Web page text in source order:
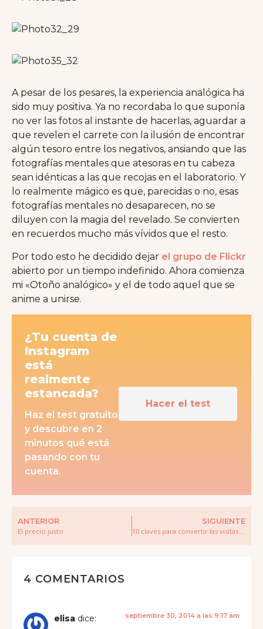
A pesar de los pesares, la experiencia analógica ha
sido muy positiva. Ya no recordaba lo que suponía
no ver las fotos al instante de hacerlas, aguardar a
que revelen el carrete con la ilusión de encontrar
algún tesoro entre los negativos, ansiando que las
fotografías mentales que atesoras en tu cabeza
sean idénticas a las que recojas en el laboratorio. Y
lo realmente mágico es que, parecidas o no, esas
fotografías mentales no desaparecen, no se
diluyen con la magia del revelado. Se convierten
en recuerdos mucho más vívidos que el resto.
Por todo esto he decidido dejar el grupo de Flickr
abierto por un tiempo indefinido. Ahora comienza
mi «Otoño analógico» y el de todo aquel que se
anime a unirse.
¿Tu cuenta de
Instagram
está
realmente
estancada?
Haz el test gratuito
y descubre en 2
minutos qué está
pasando con tu
cuenta.
Hacer el test
ANTERIOR
El precio justo
SIGUIENTE
10 claves para convertir las visitas de tu web en clientes
4 COMENTARIOS
elisa dice: septiembre 30, 2014 a las 9:17 am